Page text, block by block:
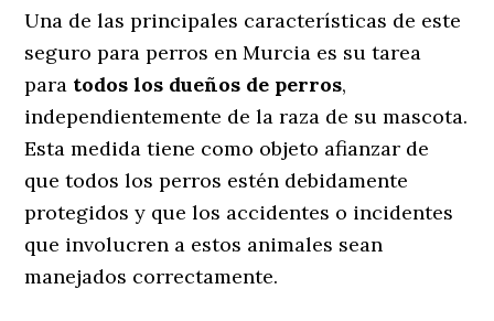
Una de las principales características de este
seguro para perros en Murcia es su tarea
para todos los dueños de perros,
independientemente de la raza de su mascota.
Esta medida tiene como objeto afianzar de
que todos los perros estén debidamente
protegidos y que los accidentes o incidentes
que involucren a estos animales sean
manejados correctamente.